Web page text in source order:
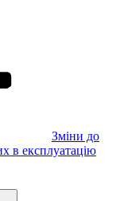
Зміни до
в експлуатацію